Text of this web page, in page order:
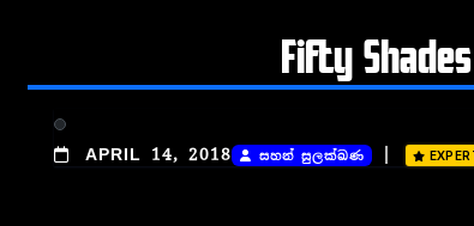
Fifty
APRIL 14, 2018 සහන් සුලක්ඛණ